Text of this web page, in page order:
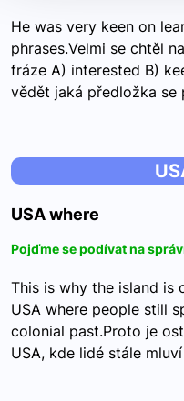
He was very keen on
phrases.Velmi se chtěl
fráze A) interested B)
vědět jaká předložka
USA where
Pojďme se podívat na
This is why the island is
USA where people still
colonial past.Proto je
USA, kde lidé stále